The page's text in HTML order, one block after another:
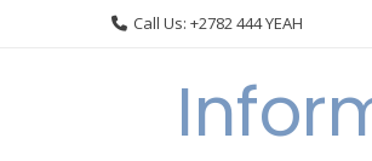
Call Us: +2782 444 YEAH